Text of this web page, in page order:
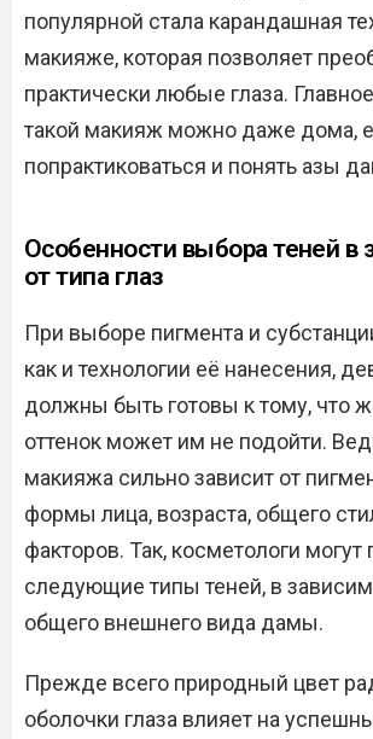
популярной стала карандашная
макияже, которая позволяет
практически любые глаза.
такой макияж можно даже дома,
попрактиковаться и понять азы
Особенности выбора теней в
от типа глаз
При выборе пигмента и
как и технологии её нанесения,
должны быть готовы к тому, что
оттенок может им не подойти.
макияжа сильно зависит от
формы лица, возраста, общего
факторов. Так, косметологи могут
следующие типы теней, в
общего внешнего вида дамы.
Прежде всего природный цвет
оболочки глаза влияет на